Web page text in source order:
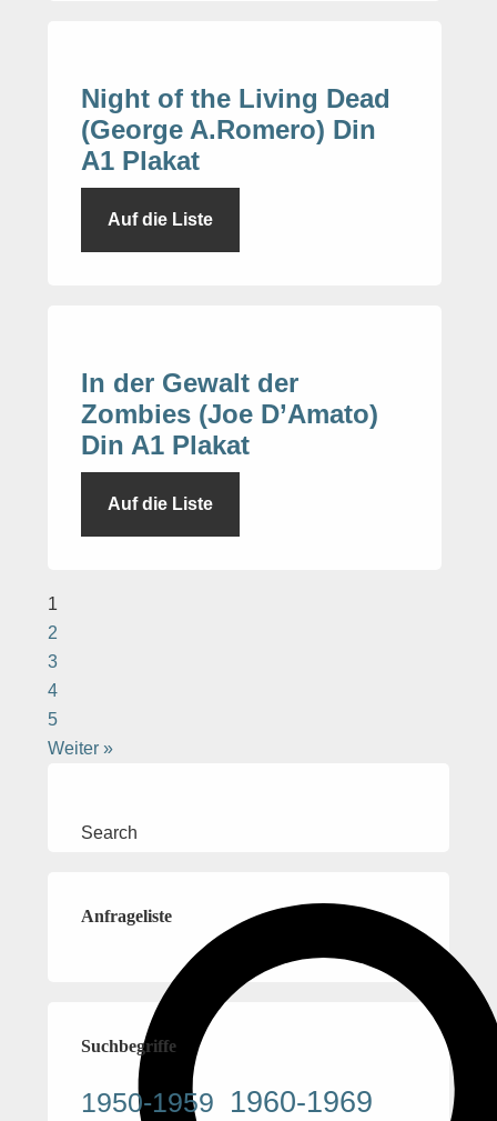
Night of the Living Dead
(George A.Romero) Din
A1 Plakat
Auf die Liste
In der Gewalt der
Zombies (Joe D’Amato)
Din A1 Plakat
Auf die Liste
1
2
3
4
5
Weiter »
Search
Anfrageliste
Suchbegriffe
1950-1959
1960-1969